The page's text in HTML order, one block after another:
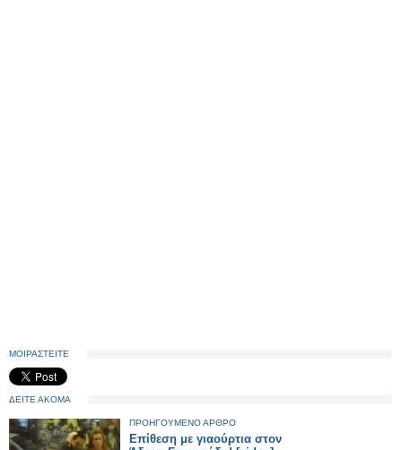
ΜΟΙΡΑΣΤΕΙΤΕ
ΔΕΙΤΕ ΑΚΟΜΑ
ΠΡΟΗΓΟΥΜΕΝΟ ΑΡΘΡΟ
Επίθεση με γιαούρτια στον